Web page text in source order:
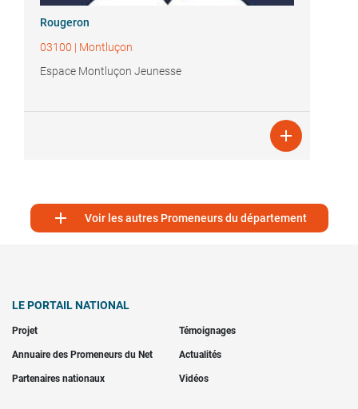
Rougeron
03100 | Montluçon
Espace Montluçon Jeunesse

 Voir les autres Promeneurs du département
LE PORTAIL NATIONAL
Projet Témoignages
Annuaire des Promeneurs du Net Actualités
Partenaires nationaux Vidéos